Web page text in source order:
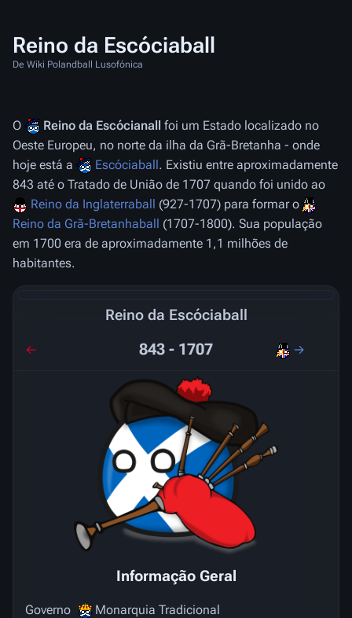
Reino da Escóciaball
De Wiki Polandball Lusofónica
O Reino da Escócianall foi um Estado localizado no
Oeste Europeu, no norte da ilha da Grã-Bretanha - onde
hoje está a
Escóciaball. Existiu entre aproximadamente
843 até o Tratado de União de 1707 quando foi unido ao
Reino da Inglaterraball (927-1707) para formar o
Reino da Grã-Bretanhaball (1707-1800). Sua população
em 1700 era de aproximadamente 1,1 milhões de
habitantes.
Reino da Escóciaball
← →
843 - 1707
Informação Geral
Governo Monarquia Tradicional